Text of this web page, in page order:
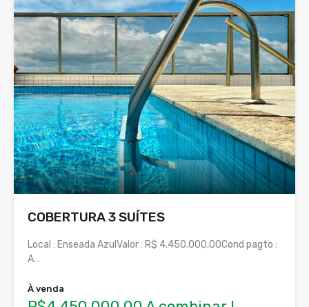
COBERTURA 3 SUÍTES
Local : Enseada AzulValor : R$ 4.450.000,00Cond pagto :
A…
À venda